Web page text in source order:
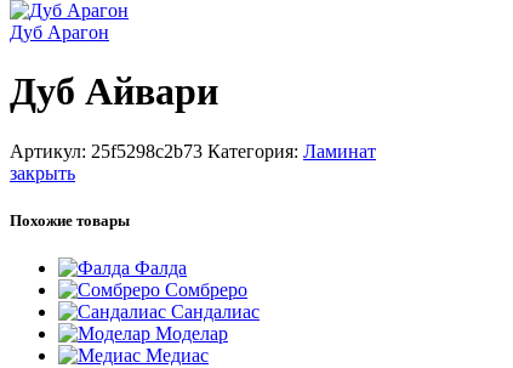
Дуб Арагон
Дуб Айвари
Артикул: 25f5298c2b73 Категория: Ламинат
закрыть
Похожие товары
Фалда
Сомбреро
Сандалиас
Моделар
Медиас